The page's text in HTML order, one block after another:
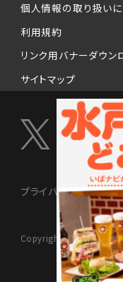
個人情報の取り扱いに
利用規約
リンク用バナーダウン
サイトマップ
プライバシーマーク制
Copyright © 2024